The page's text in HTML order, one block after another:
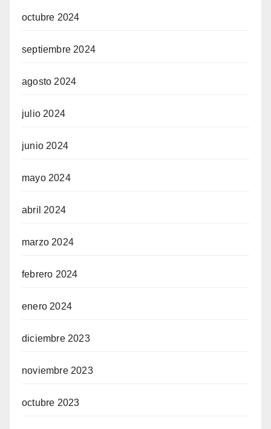
octubre 2024
septiembre 2024
agosto 2024
julio 2024
junio 2024
mayo 2024
abril 2024
marzo 2024
febrero 2024
enero 2024
diciembre 2023
noviembre 2023
octubre 2023